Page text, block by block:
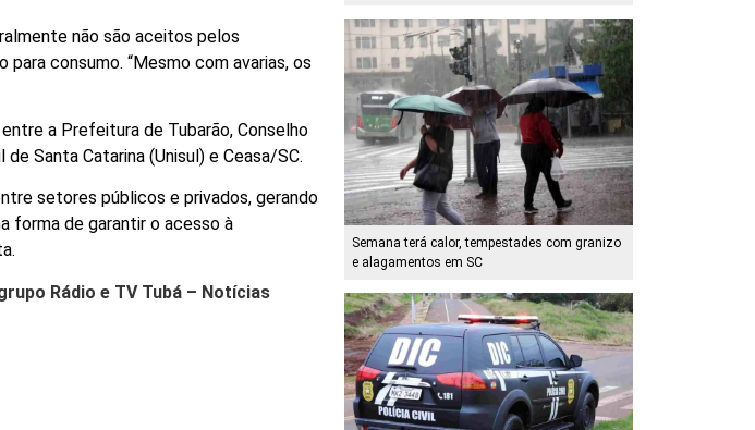
não são aceitos pelos
consumo. “Mesmo com avarias, os
a Prefeitura de Tubarão, Conselho
Santa Catarina (Unisul) e Ceasa/SC.
setores públicos e privados, gerando
forma de garantir o acesso à
Rádio e TV Tubá – Notícias
Semana terá calor, tempestades com granizo
e alagamentos em SC